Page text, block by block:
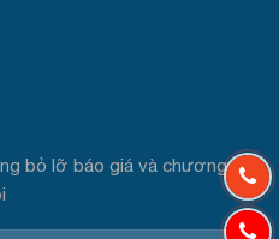
bỏ lỡ báo giá và chương